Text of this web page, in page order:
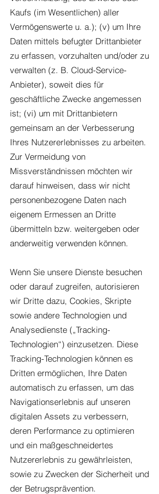
Kaufs (im Wesentlichen) aller
Vermögenswerte u. a.); (v) um Ihre
Daten mittels befugter Drittanbieter
zu erfassen, vorzuhalten und/oder zu
verwalten (z. B. Cloud-Service-
Anbieter), soweit dies für
geschäftliche Zwecke angemessen
ist; (vi) um mit Drittanbietern
gemeinsam an der Verbesserung
Ihres Nutzererlebnisses zu arbeiten.
Zur Vermeidung von
Missverständnissen möchten wir
darauf hinweisen, dass wir nicht
personenbezogene Daten nach
eigenem Ermessen an Dritte
übermitteln bzw. weitergeben oder
anderweitig verwenden können.
Wenn Sie unsere Dienste besuchen
oder darauf zugreifen, autorisieren
wir Dritte dazu, Cookies, Skripte
sowie andere Technologien und
Analysedienste („Tracking-
Technologien“) einzusetzen. Diese
Tracking-Technologien können es
Dritten ermöglichen, Ihre Daten
automatisch zu erfassen, um das
Navigationserlebnis auf unseren
digitalen Assets zu verbessern,
deren Performance zu optimieren
und ein maßgeschneidertes
Nutzererlebnis zu gewährleisten,
sowie zu Zwecken der Sicherheit und
der Betrugsprävention.